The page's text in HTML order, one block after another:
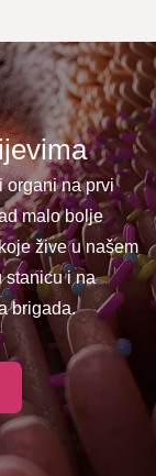
organi na prvi
malo bolje
žive u našem
stanicu i na
brigada.